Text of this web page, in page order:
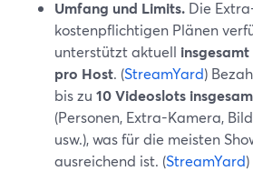
Umfang und Limits. Die
kostenpflichtigen Plänen
unterstützt aktuell
pro Host. (StreamYard)
bis zu 10 Videoslots
(Personen, Extra-Kamera,
usw.), was für die meisten
ausreichend ist. (StreamYard)